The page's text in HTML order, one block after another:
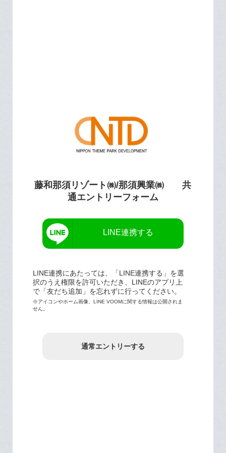
藤和那須リゾート㈱/那須興業㈱ 共
通エントリーフォーム
LINE連携する
LINE連携にあたっては、「LINE連携する」を選
択のうえ権限を許可いただき、LINEのアプリ上
で「友だち追加」を忘れずに行ってください。
※アイコンやホーム画像、LINE VOOMに関する情報は公開されま
せん。
通常エントリーする